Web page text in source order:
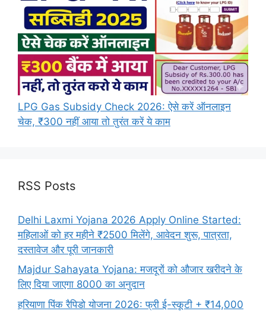
LPG Gas Subsidy Check 2026: ऐसे करें ऑनलाइन
चेक, ₹300 नहीं आया तो तुरंत करें ये काम
RSS Posts
Delhi Laxmi Yojana 2026 Apply Online Started:
महिलाओं को हर महीने ₹2500 मिलेंगे, आवेदन शुरू, पात्रता,
दस्तावेज और पूरी जानकारी
Majdur Sahayata Yojana: मजदूरों को औजार खरीदने के
लिए दिया जाएगा 8000 का अनुदान
हरियाणा पिंक रैपिडो योजना 2026: फ्री ई-स्कूटी + ₹14,000